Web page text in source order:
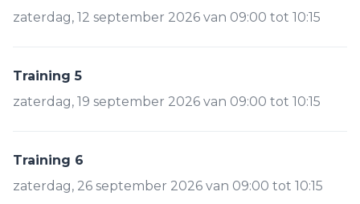
zaterdag, 12 september 2026 van 09:00 tot 10:15
Training 5
zaterdag, 19 september 2026 van 09:00 tot 10:15
Training 6
zaterdag, 26 september 2026 van 09:00 tot 10:15